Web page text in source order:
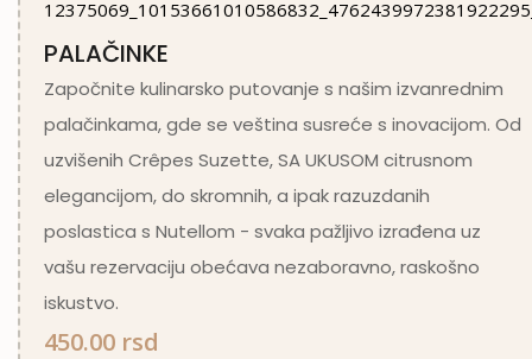
PALAČINKE
Započnite kulinarsko putovanje s našim izvanrednim
palačinkama, gde se veština susreće s inovacijom. Od
uzvišenih Crêpes Suzette, SA UKUSOM citrusnom
elegancijom, do skromnih, a ipak razuzdanih
poslastica s Nutellom - svaka pažljivo izrađena uz
vašu rezervaciju obećava nezaboravno, raskošno
iskustvo.
450.00 rsd